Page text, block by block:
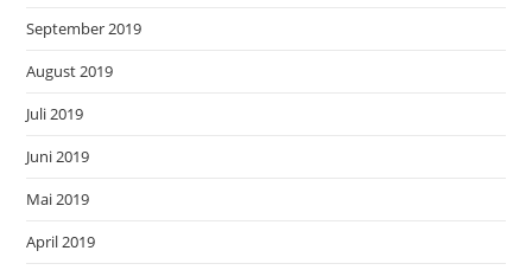
September 2019
August 2019
Juli 2019
Juni 2019
Mai 2019
April 2019